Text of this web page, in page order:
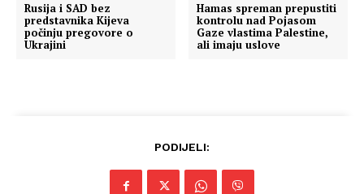
Rusija i SAD bez
predstavnika Kijeva
počinju pregovore o
Ukrajini
Hamas spreman prepustiti
kontrolu nad Pojasom
Gaze vlastima Palestine,
ali imaju uslove
PODIJELI: